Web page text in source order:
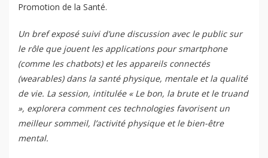
Promotion de la Santé.
Un bref exposé suivi d’une discussion avec le public sur
le rôle que jouent les applications pour smartphone
(comme les chatbots) et les appareils connectés
(wearables) dans la santé physique, mentale et la qualité
de vie. La session, intitulée « Le bon, la brute et le truand
», explorera comment ces technologies favorisent un
meilleur sommeil, l’activité physique et le bien-être
mental.